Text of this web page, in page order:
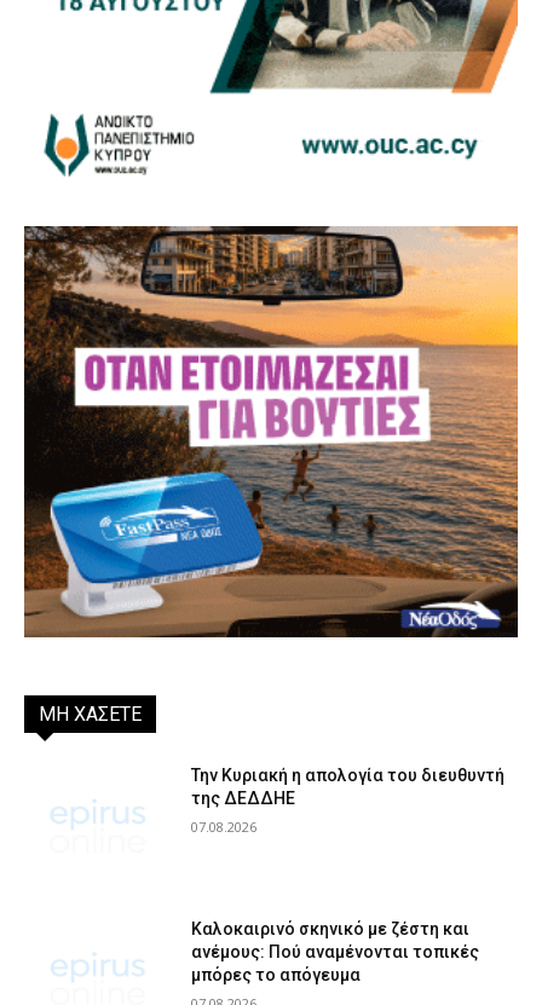
ΜΗ ΧΑΣΕΤΕ
Την Κυριακή η απολογία του διευθυντή
της ΔΕΔΔΗΕ
07.08.2026
Καλοκαιρινό σκηνικό με ζέστη και
ανέμους: Πού αναμένονται τοπικές
μπόρες το απόγευμα